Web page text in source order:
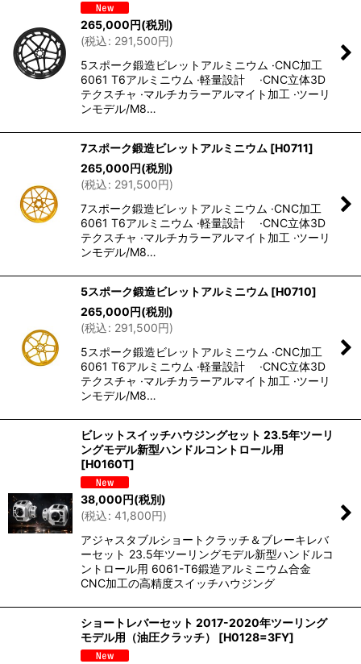
265,000円(税別)
(税込: 291,500円)
5スポーク鍛造ビレットアルミニウム ·CNC加工
6061 T6アルミニウム ·軽量設計 ·CNC立体3D
テクスチャ ·マルチカラーアルマイト加工 ·ツーリ
ンモデル/M8…
7スポーク鍛造ビレットアルミニウム [H0711]
265,000円(税別)
(税込: 291,500円)
7スポーク鍛造ビレットアルミニウム ·CNC加工
6061 T6アルミニウム ·軽量設計 ·CNC立体3D
テクスチャ ·マルチカラーアルマイト加工 ·ツーリ
ンモデル/M8…
5スポーク鍛造ビレットアルミニウム [H0710]
265,000円(税別)
(税込: 291,500円)
5スポーク鍛造ビレットアルミニウム ·CNC加工
6061 T6アルミニウム ·軽量設計 ·CNC立体3D
テクスチャ ·マルチカラーアルマイト加工 ·ツーリ
ンモデル/M8…
ビレットスイッチハウジングセット 23.5年ツーリ
ングモデル新型ハンドルコントロール用
[H0160T]
38,000円(税別)
(税込: 41,800円)
アジャスタブルショートクラッチ＆ブレーキレバ
ーセット 23.5年ツーリングモデル新型ハンドルコ
ントロール用 6061-T6鍛造アルミニウム合金
CNC加工の高精度スイッチハウジング
ショートレバーセット 2017-2020年ツーリング
モデル用（油圧クラッチ）
[H0128=3FY]